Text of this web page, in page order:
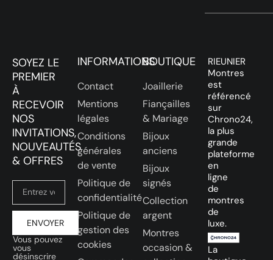
SOYEZ LE
PREMIER
À
RECEVOIR
NOS
INVITATIONS,
NOUVEAUTÉS
& OFFRES
ENVOYER
Vous pouvez
vous
désinscrire
INFORMATIONS
Contact
Mentions
légales
Conditions
générales
de vente
Politique de
confidentialité
Politique de
gestion des
cookies
BOUTIQUE
Joaillerie
Fiançailles
& Mariage
Bijoux
anciens
Bijoux
signés
Collection
argent
Montres
occasion &
RIEUNIER
Montres
est
référencé
sur
Chrono24,
la plus
grande
plateforme
en
ligne
de
montres
de
luxe.
La